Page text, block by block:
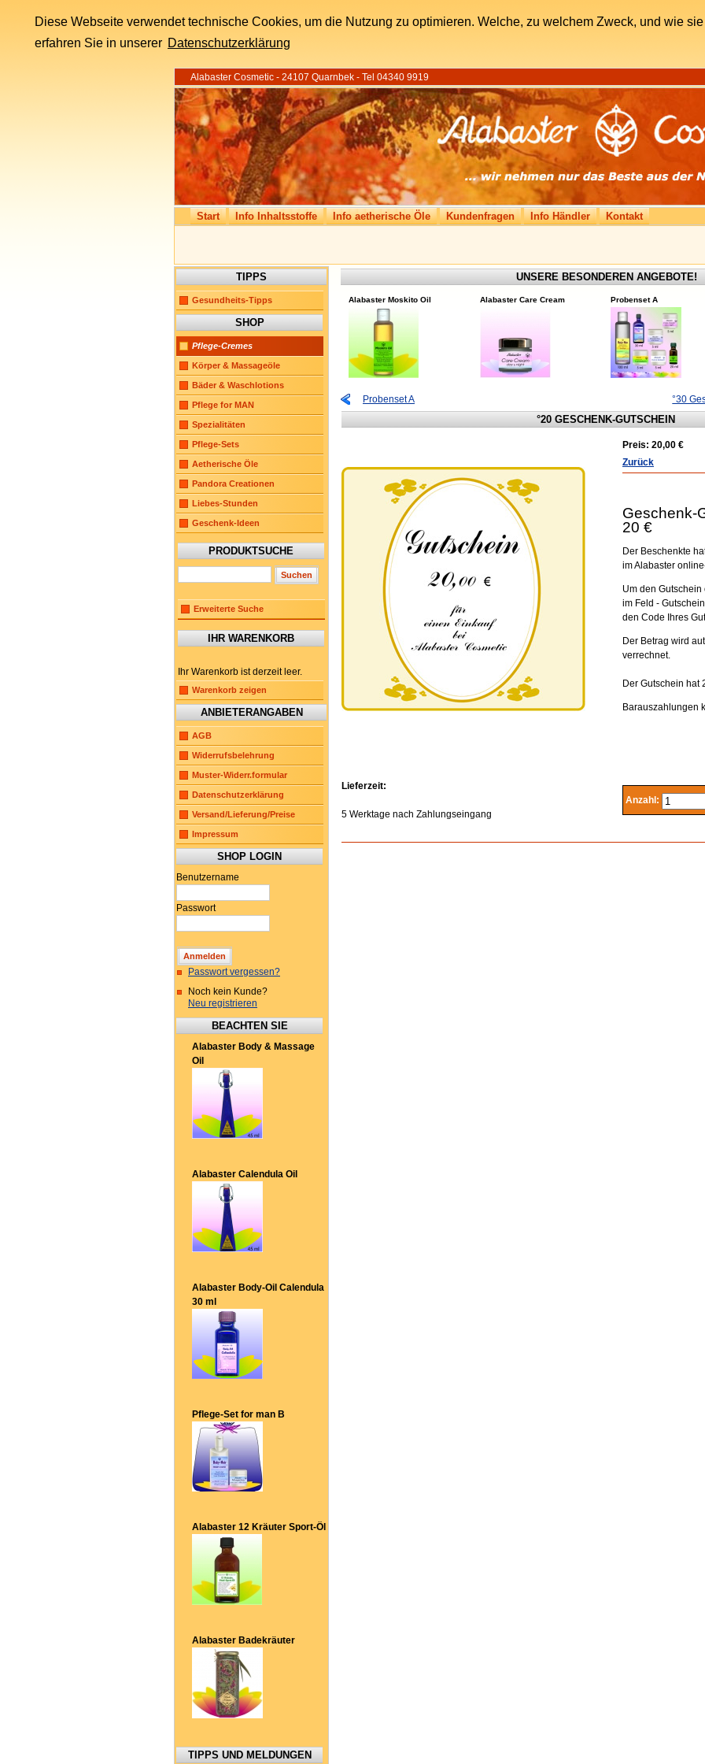
Diese Webseite verwendet technische Cookies, um die Nutzung zu optimieren. Welche, zu welchem Zweck, und wie
erfahren Sie in unserer Datenschutzerklärung
Alabaster Cosmetic - 24107 Quarnbek - Tel 04340 9919
Start Info Inhaltsstoffe Info aetherische Öle Kundenfragen Info Händler Kontakt
TIPPS
Gesundheits-Tipps
SHOP
Pflege-Cremes
Körper & Massageöle
Bäder & Waschlotions
Pflege for MAN
Spezialitäten
Pflege-Sets
Aetherische Öle
Pandora Creationen
Liebes-Stunden
Geschenk-Ideen
PRODUKTSUCHE
Erweiterte Suche
IHR WARENKORB
Ihr Warenkorb ist derzeit leer.
Warenkorb zeigen
ANBIETERANGABEN
AGB
Widerrufsbelehrung
Muster-Widerr.formular
Datenschutzerklärung
Versand/Lieferung/Preise
Impressum
SHOP LOGIN
Benutzername
Passwort
Passwort vergessen?
Noch kein Kunde?
Neu registrieren
BEACHTEN SIE
Alabaster Body & Massage
Oil
Alabaster Calendula Oil
Alabaster Body-Oil Calendula
30 ml
Pflege-Set for man B
Alabaster 12 Kräuter Sport-Öl
Alabaster Badekräuter
TIPPS UND MELDUNGEN
UNSERE BESONDEREN ANGEBOTE!
Alabaster Moskito Oil Alabaster Care Cream Probenset A
Probenset A °30
°20 GESCHENK-GUTSCHEIN
Preis: 20,00 €
Zurück
Geschenk-
20 €
Der Beschenkte
im Alabaster
Um den
im Feld -
den Code Ihres
Der Betrag wird
verrechnet.
Der Gutschein hat
Barauszahlungen
Lieferzeit:
5 Werktage nach Zahlungseingang
Anzahl: